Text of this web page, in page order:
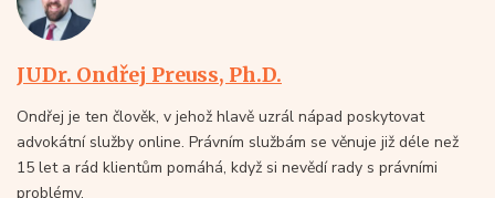
JUDr. Ondřej Preuss, Ph.D.
Ondřej je ten člověk, v jehož hlavě uzrál nápad poskytovat
advokátní služby online. Právním službám se věnuje již déle než
15 let a rád klientům pomáhá, když si nevědí rady s právními
problémy.